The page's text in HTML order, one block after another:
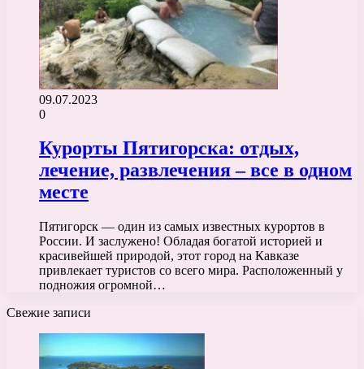
09.07.2023
0
Курорты Пятигорска: отдых,
лечение, развлечения – все в одном
месте
Пятигорск — один из самых известных курортов в
России. И заслужено! Обладая богатой историей и
красивейшей природой, этот город на Кавказе
привлекает туристов со всего мира. Расположенный у
подножия огромной…
Свежие записи